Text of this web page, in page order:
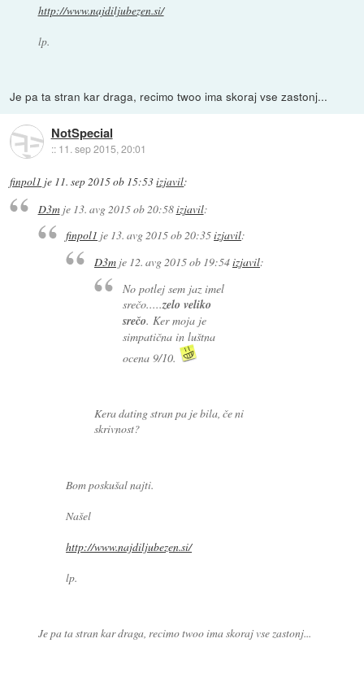
http://www.najdiljubezen.si/
lp.
Je pa ta stran kar draga, recimo twoo ima skoraj vse zastonj...
NotSpecial
:: 11. sep 2015, 20:01
finpol1 je 11. sep 2015 ob 15:53izjavil:
D3mje 13. avg 2015 ob 20:58izjavil:
finpol1 je 13. avg 2015 ob 20:35izjavil:
D3mje 12. avg 2015 ob 19:54izjavil:
No potlej sem jaz imel
srečo.....zelo veliko
srečo. Ker moja je
simpatična in luštna
ocena 9/10.
Kera dating stran pa je bila, če ni
skrivnost?
Bom poskušal najti.
Našel
http://www.najdiljubezen.si/
lp.
Je pa ta stran kar draga, recimo twoo ima skoraj vse zastonj...